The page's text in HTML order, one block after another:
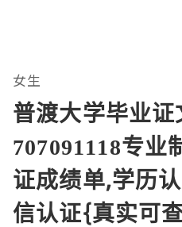
女生
普渡大学毕业
707091118专
证成绩单,学历
信认证{真实可